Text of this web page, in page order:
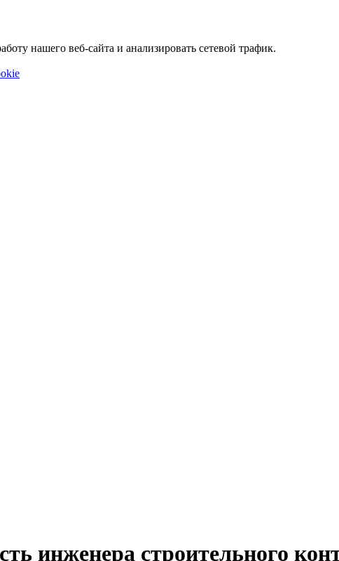
нашего веб-сайта и анализировать сетевой трафик.
инженера строительного